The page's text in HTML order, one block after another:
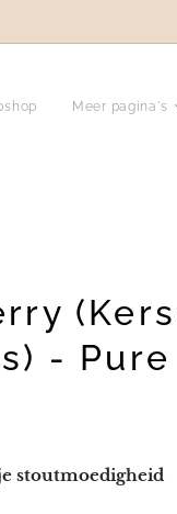
Meer pagina's
- Pure
stoutmoedigheid